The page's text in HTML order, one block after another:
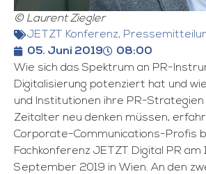
© Laurent Ziegler
JETZT Konferenz,
05. Juni 2019
08:00
Wie sich das Spektrum an PR-
Digitalisierung potenziert hat und
und Institutionen ihre PR-Strategien
Zeitalter neu denken müssen,
Corporate-Communications-Profis
Fachkonferenz JETZT Digital PR am
September 2019 in Wien. An den